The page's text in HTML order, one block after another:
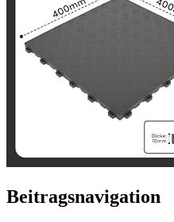
Beitragsnavigation